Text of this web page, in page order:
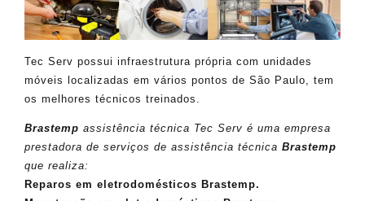
Tec Serv possui infraestrutura própria com unidades
móveis localizadas em vários pontos de São Paulo, tem
os melhores técnicos treinados.
Brastemp assistência técnica Tec Serv é uma empresa
prestadora de serviços de assistência técnica Brastemp
que realiza:
Reparos em eletrodomésticos Brastemp.